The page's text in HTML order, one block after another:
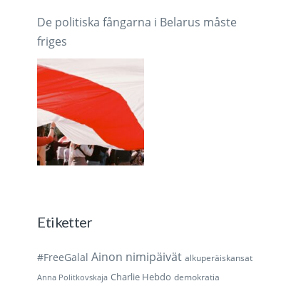
De politiska fångarna i Belarus måste
friges
Etiketter
#FreeGalal Ainon nimipäivät alkuperäiskansat
Anna Politkovskaja Charlie Hebdo demokratia